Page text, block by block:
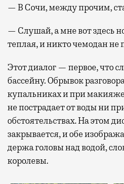
— В Сочи, между прочим,
— Слушай, а мне вот здесь
теплая, и никто чемодан не
Этот диалог — первое, что
бассейну. Обрывок
купальниках и при
не пострадает от воды ни
обстоятельствах. На этом
закрывается, и обе
держа головы над водой,
королевы.